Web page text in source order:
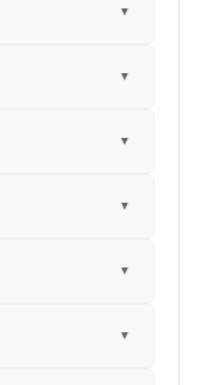
▼
▼
▼
▼
▼
▼